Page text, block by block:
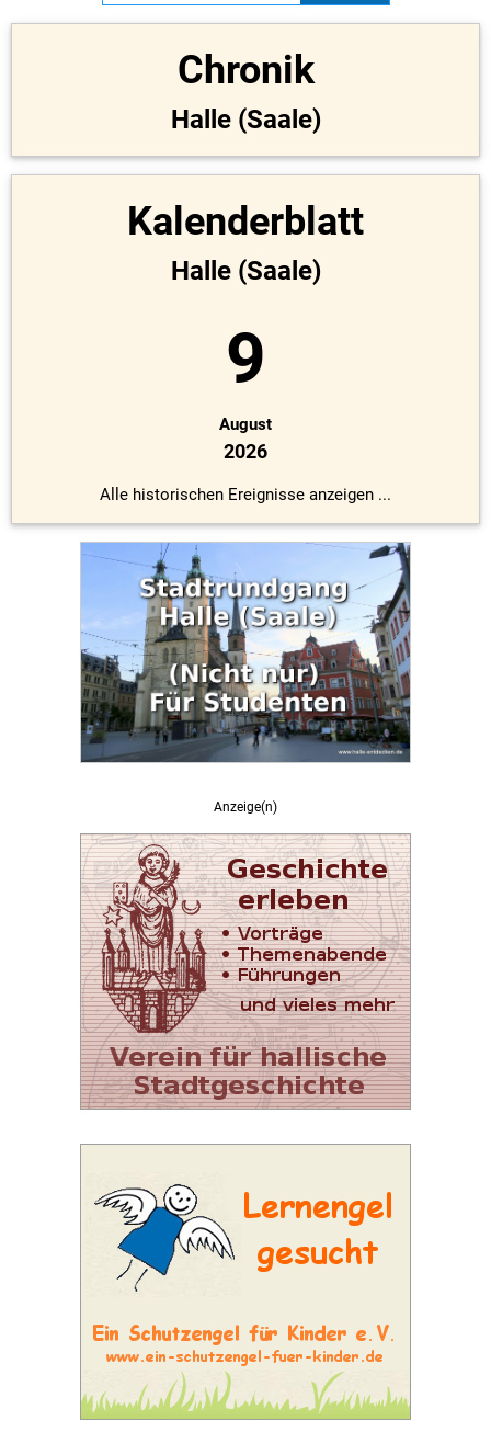
Chronik
Halle (Saale)
Kalenderblatt
Halle (Saale)
9
August
2026
Alle historischen Ereignisse anzeigen ...
Anzeige(n)